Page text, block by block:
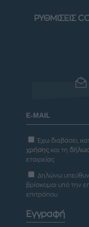
ΡΥΘΜΙΣΕΙΣ
Έχω διαβάσει,
χρήσης και τη
εταιρείας
Δηλώνω
βρίσκομαι υπό την
επιτρόπου
Εγγραφή